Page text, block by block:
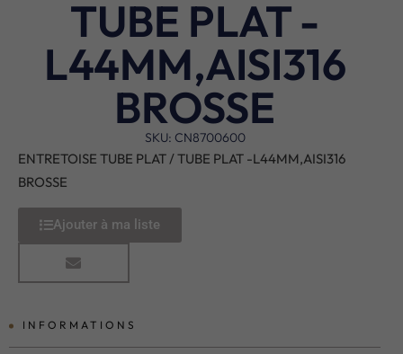
TUBE PLAT -
L44MM,AISI316
BROSSE
SKU: CN8700600
ENTRETOISE TUBE PLAT / TUBE PLAT -L44MM,AISI316
BROSSE
Ajouter à ma liste
INFORMATIONS